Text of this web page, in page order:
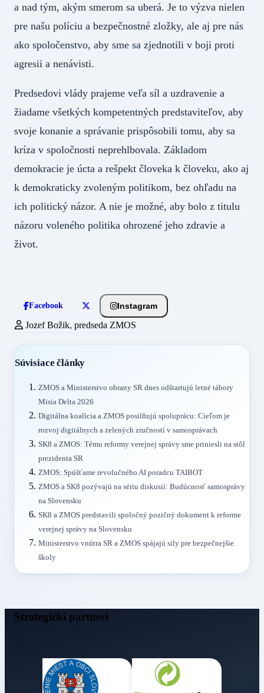
a nad tým, akým smerom sa uberá. Je to výzva nielen
pre našu políciu a bezpečnostné zložky, ale aj pre nás
ako spoločenstvo, aby sme sa zjednotili v boji proti
agresii a nenávisti.
Predsedovi vlády prajeme veľa síl a uzdravenie a
žiadame všetkých kompetentných predstaviteľov, aby
svoje konanie a správanie prispôsobili tomu, aby sa
kríza v spoločnosti neprehlbovala. Základom
demokracie je úcta a rešpekt človeka k človeku, ako aj
k demokraticky zvoleným politikom, bez ohľadu na
ich politický názor. A nie je možné, aby bolo z titulu
názoru voleného politika ohrozené jeho zdravie a
život.
Facebook Instagram
Jozef Božik, predseda ZMOS
Súvisiace články
ZMOS a Ministerstvo obrany SR dnes odštartujú letné tábory
Misia Delta 2026
Digitálna koalícia a ZMOS posilňujú spoluprácu: Cieľom je
rozvoj digitálnych a zelených zručností v samosprávach
SK8 a ZMOS: Tému reformy verejnej správy sme priniesli na stôl
prezidenta SR
ZMOS: Spúšťame revolučného AI poradcu TAIBOT
ZMOS a SK8 pozývajú na sériu diskusií: Budúcnosť samosprávy
na Slovensku
SK8 a ZMOS predstavili spoločný pozičný dokument k reforme
verejnej správy na Slovensku
Ministerstvo vnútra SR a ZMOS spájajú sily pre bezpečnejšie
školy
Strategickí partneri